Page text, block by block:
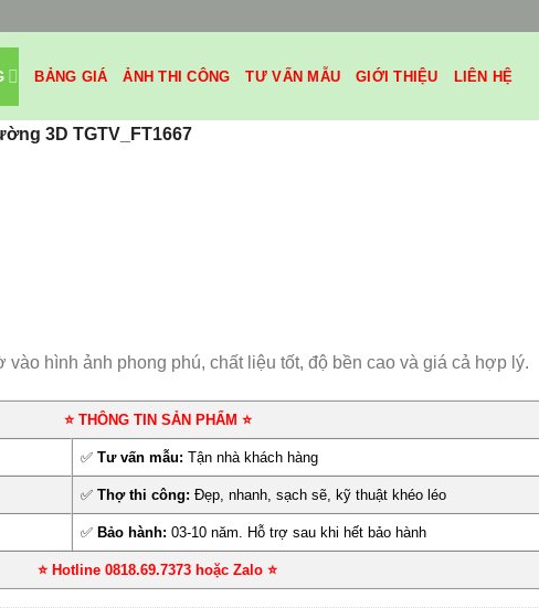
BẢNG GIÁ ẢNH THI CÔNG TƯ VẤN MẪU GIỚI THIỆU LIÊN HỆ
3D TGTV_FT1667
hình ảnh phong phú, chất liệu tốt, độ bền cao và giá cả hợp lý.
⭐ THÔNG TIN SẢN PHẨM ⭐
✅Tư vấn mẫu: Tận nhà khách hàng
✅Thợ thi công: Đẹp, nhanh, sạch sẽ, kỹ thuật khéo léo
✅ Bảo hành: 03-10 năm. Hỗ trợ sau khi hết bảo hành
⭐ Hotline 0818.69.7373 hoặc Zalo ⭐